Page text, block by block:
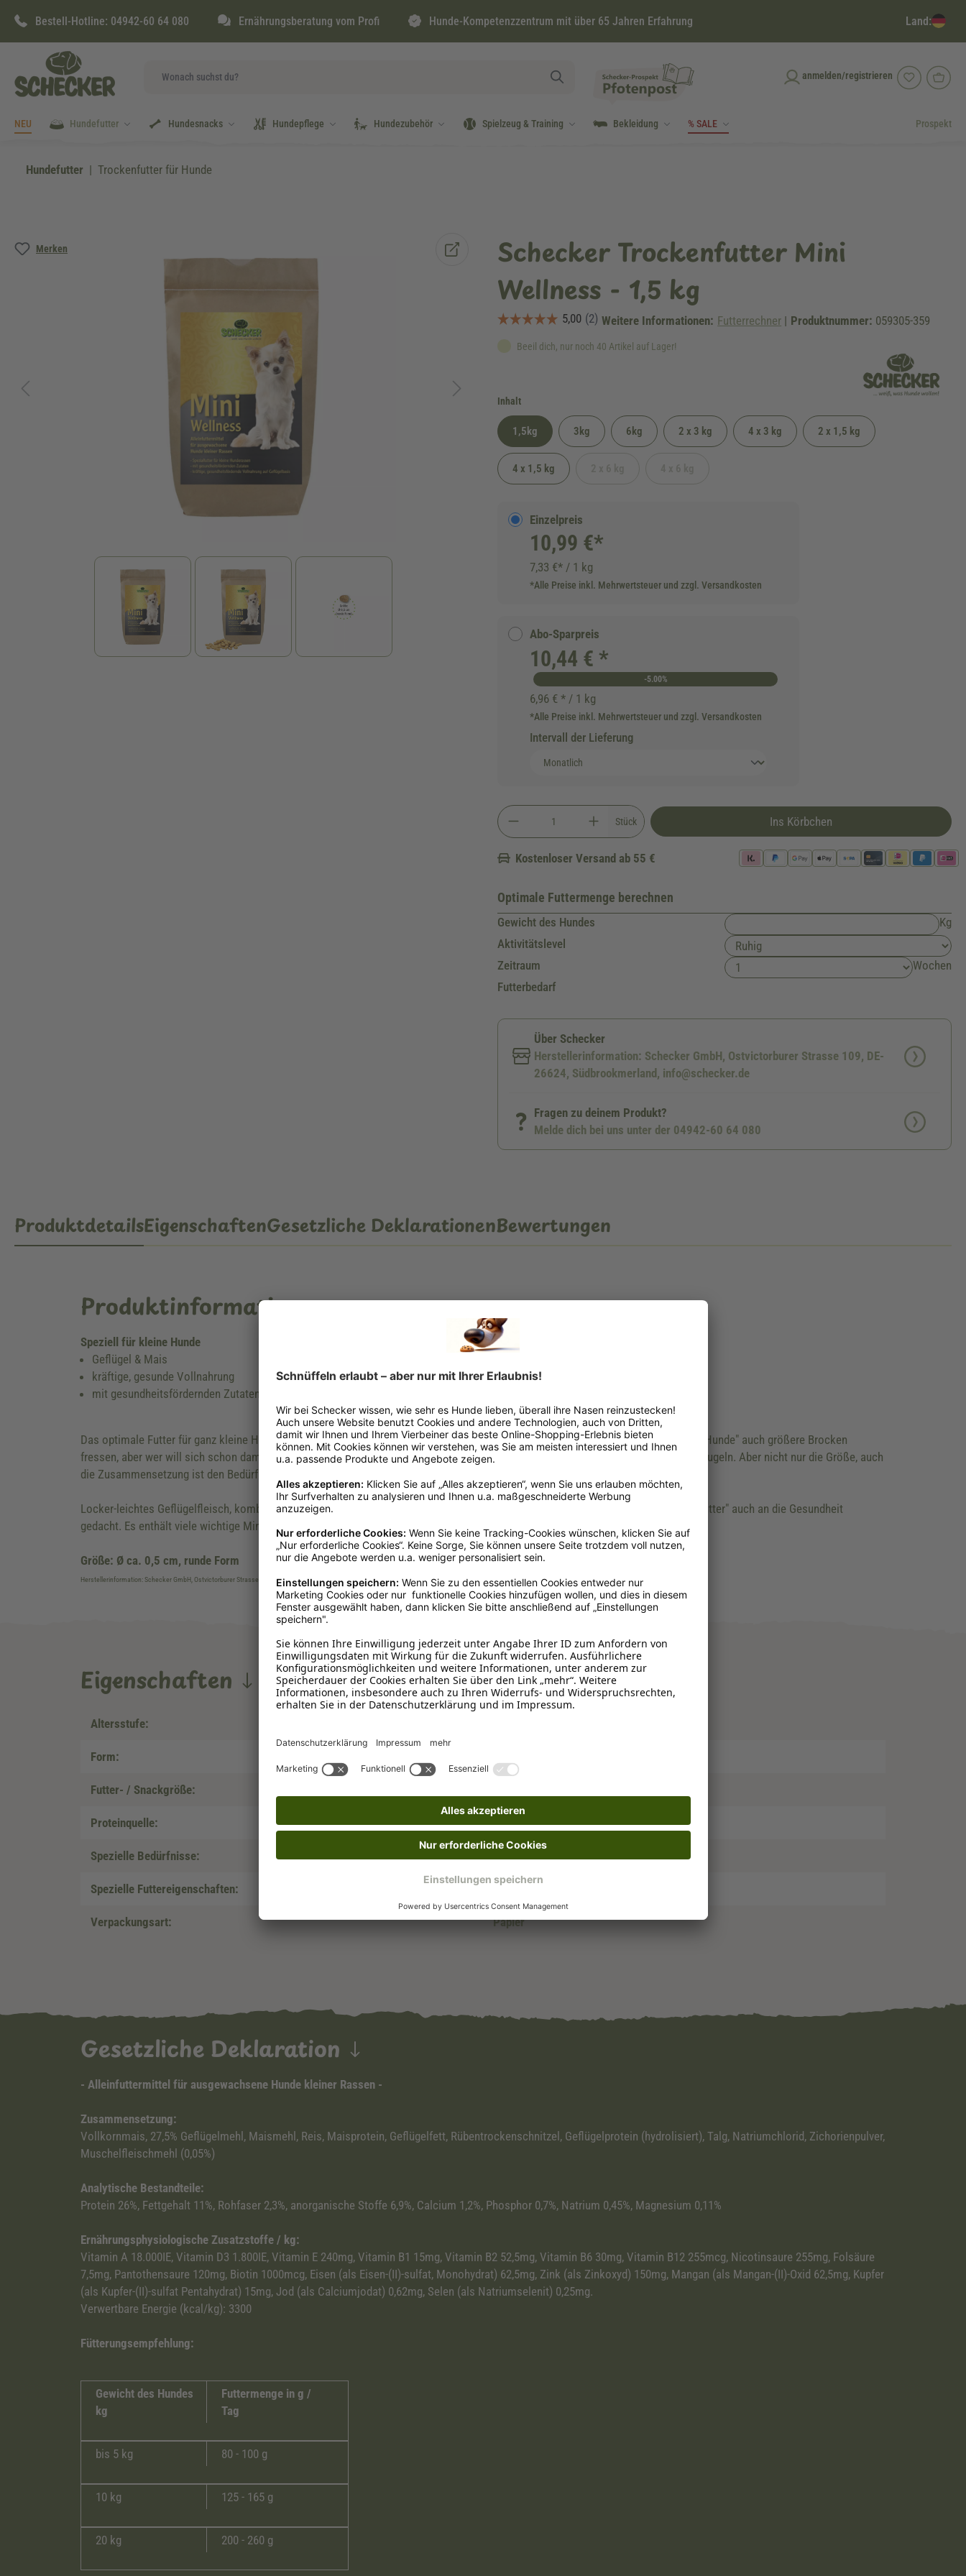
Zur Hauptnavigation springen
Bestell-Hotline: 04942-60 64 080 Ernährungsberatung vom Profi Hunde-Kompetenzzentrum mit über 65 Jahren Erfahrung Land:
anmelden/registrieren
NEU Hundefutter Hundesnacks Hundepflege Hundezubehör Spielzeug & Training Bekleidung % SALE Prospekt
Hundefutter Trockenfutter für Hunde
Merken
Bildergalerie überspringen
Schecker Trockenfutter Mini
Wellness - 1,5 kg
Weitere Informationen: Futterrechner | Produktnummer: 059305-359
Beeil dich, nur noch 40 Artikel auf Lager!
Inhaltauswählen
1,5kg 3kg 6kg 2 x 3 kg 4 x 3 kg 2 x 1,5 kg
4 x 1,5 kg
Einzelpreis
10,99 €*
7,33 €* / 1 kg
*Alle Preise inkl. Mehrwertsteuer und zzgl. Versandkosten
Abo-Sparpreis
10,44 € *
-5.00%
6,96 € * / 1 kg
*Alle Preise inkl. Mehrwertsteuer und zzgl. Versandkosten
Intervall der Lieferung
Stück Ins Körbchen
Kostenloser Versand ab 55 €
Optimale Futtermenge berechnen
Gewicht des Hundes
Kg
Aktivitätslevel
Zeitraum
Wochen
Futterbedarf
Über Schecker
Herstellerinformation: Schecker GmbH, Ostvictorburer Strasse 109, DE-
26624, Südbrookmerland, info@schecker.de
Fragen zu deinem Produkt?
Melde dich bei uns unter der 04942-60 64 080
ProduktdetailsEigenschaftenGesetzliche DeklarationenBewertungen
Produktinformationen
Speziell für kleine Hunde
Geflügel & Mais
kräftige, gesunde Vollnahrung
mit gesundheitsfördernden Zutaten
Das optimale Futter für ganz kleine Hunde zu finden, scheitert meistens schon an der Größe der Kroketten. Natürlich können "Mini-Hunde" auch größere Brocken
fressen, aber wer will sich schon damit quälen, wenn es auch anders geht. UnserMini Wellness
besteht deshalb aus ganz kleinen Kugeln. Aber nicht nur die Größe, auch
die Zusammensetzung ist den Bedürfnissen unserer Kleinsten angepasst.
Locker-leichtes Geflügelfleisch, kombiniert mit Reis und Mais, verspricht höchsten Genuss. Natürlich wurde bei diesem "Wohlfühlfutter" auch an die Gesundheit
gedacht. Es enthält viele wichtige Mineralstoffe, Spurenelemente und Hefe für ein schönes, glänzendes Haarkleid.
Größe: Ø ca. 0,5 cm, runde Form
Herstellerinformation: Schecker GmbH, Ostvictorburer Strasse 109, DE-26624, Südbrookmerland, info@schecker.de
Eigenschaften
Altersstufe:
Form:
Futter- / Snackgröße:
Proteinquelle: Geflügel
Spezielle Bedürfnisse:
Spezielle Futtereigenschaften: Glutenfrei
Verpackungsart: Papier
Gesetzliche Deklaration
- Alleinfuttermittel für ausgewachsene Hunde kleiner Rassen -
Zusammensetzung:
Vollkornmais, 27,5% Geflügelmehl, Maismehl, Reis, Maisprotein, Geflügelfett, Rübentrockenschnitzel, Geflügelprotein (hydrolisiert), Talg, Natriumchlorid, Zichorienpulver,
Muschelfleischmehl (0,05%)
Analytische Bestandteile:
Protein 26%, Fettgehalt 11%, Rohfaser 2,3%, anorganische Stoffe 6,9%, Calcium 1,2%, Phosphor 0,7%, Natrium 0,45%, Magnesium 0,11%
Ernährungsphysiologische Zusatzstoffe / kg:
Vitamin A 18.000IE, Vitamin D3 1.800IE, Vitamin E 240mg, Vitamin B1 15mg, Vitamin B2 52,5mg, Vitamin B6 30mg, Vitamin B12 255mcg, Nicotinsaure 255mg, Folsäure
7,5mg, Pantothensaure 120mg, Biotin 1000mcg, Eisen (als Eisen-(II)-sulfat, Monohydrat) 62,5mg, Zink (als Zinkoxyd) 150mg, Mangan (als Mangan-(II)-Oxid 62,5mg, Kupfer
(als Kupfer-(II)-sulfat Pentahydrat) 15mg, Jod (als Calciumjodat) 0,62mg, Selen (als Natriumselenit) 0,25mg.
Verwertbare Energie (kcal/kg): 3300
Fütterungsempfehlung:
Gewicht des Hundes
kg
Futtermenge in g /
Tag
bis 5 kg 80 - 100 g
10 kg 125 - 165 g
20 kg 200 - 260 g